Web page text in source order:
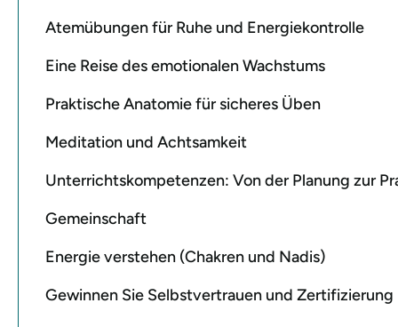
Atemübungen für Ruhe und Energiekontrolle
Eine Reise des emotionalen Wachstums
Praktische Anatomie für sicheres Üben
Meditation und Achtsamkeit
Unterrichtskompetenzen: Von der Planung zur
Gemeinschaft
Energie verstehen (Chakren und Nadis)
Gewinnen Sie Selbstvertrauen und Zertifizierung